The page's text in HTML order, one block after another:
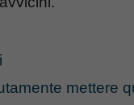
mettere